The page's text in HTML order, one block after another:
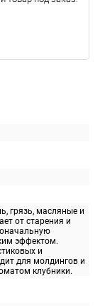
грязь, масляные и
от старения и
эффектом.
и
для молдингов и
клубники.